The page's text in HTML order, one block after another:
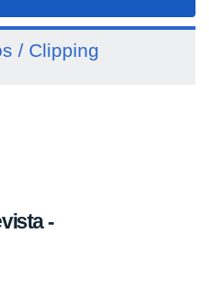
/ Clipping
-